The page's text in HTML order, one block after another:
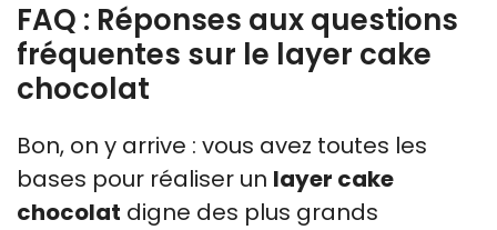
FAQ : Réponses aux questions
fréquentes sur le layer cake
chocolat
Bon, on y arrive : vous avez toutes les
bases pour réaliser un layer cake
chocolat digne des plus grands